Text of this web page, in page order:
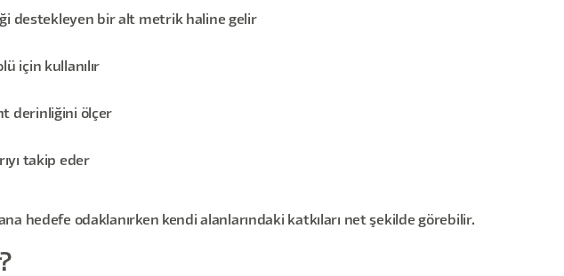
destekleyen bir alt metrik haline gelir
için kullanılır
derinliğini ölçer
takip eder
hedefe odaklanırken kendi alanlarındaki katkıları net şekilde görebilir.